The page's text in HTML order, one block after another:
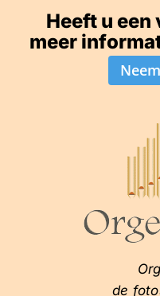
Heeft u een
meer
de